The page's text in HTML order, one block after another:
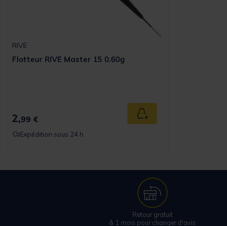
RIVE
Flotteur RIVE Master 15 0.60g
2,99 € Ajouter au panier
Expédition sous 24 h
Retour gratuit
& 1 mois pour changer d'avis